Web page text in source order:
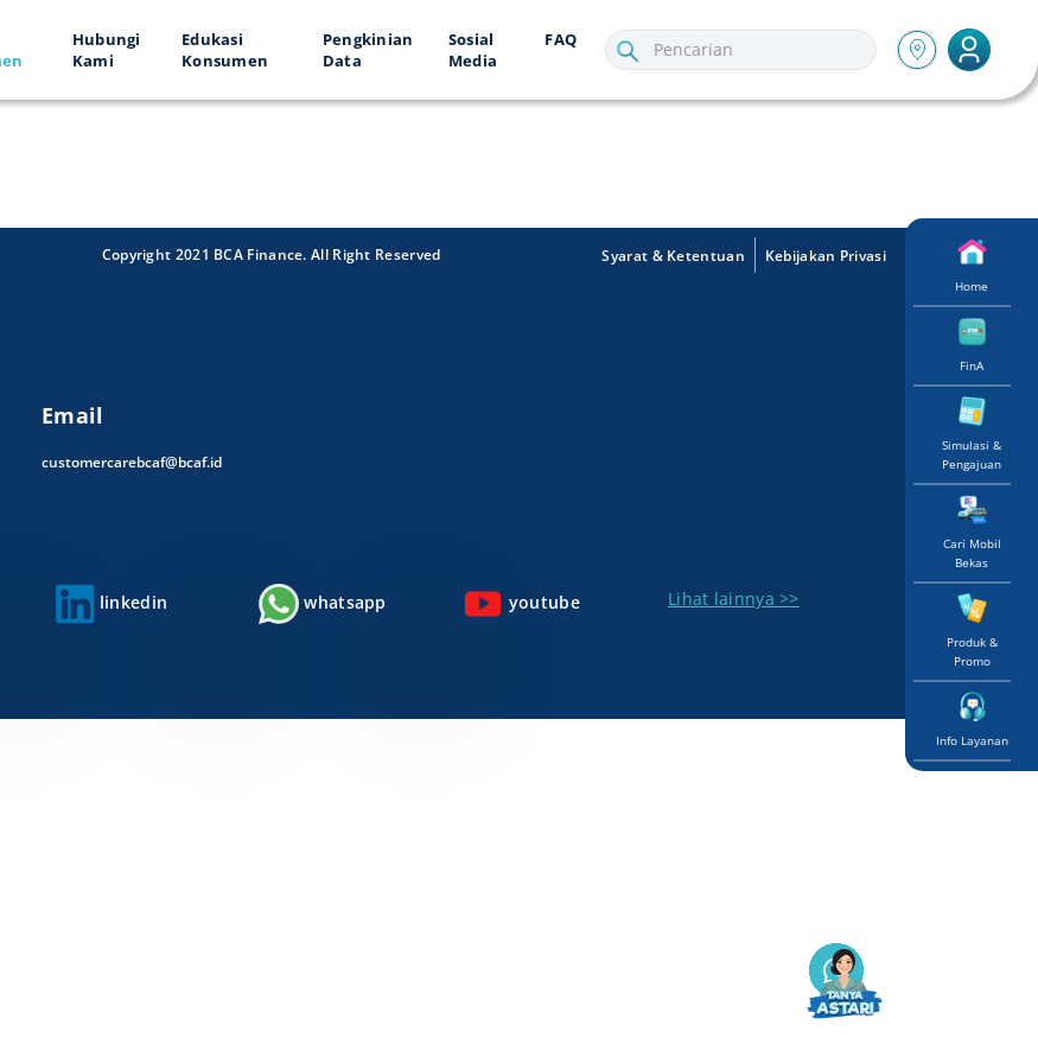
Hubungi
Kami
Edukasi
Konsumen
Pengkinian
Data
Sosial
Media
FAQ
Home
FinA
Simulasi &
Pengajuan
Cari Mobil
Bekas
Produk &
Promo
Info Layanan
Copyright 2021 BCA Finance. All Right Reserved Syarat & Ketentuan Kebijakan Privasi
Email
customercarebcaf@bcaf.id
linkedin whatsapp youtube Lihat lainnya >>